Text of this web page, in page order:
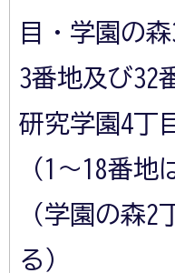
目・学園の
3番地及び32
研究学園4丁
（1～18番
（学園の森2
る）